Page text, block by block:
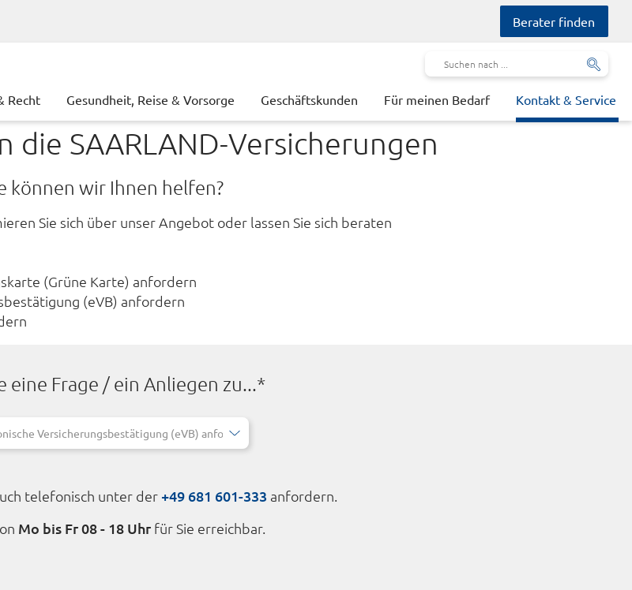
Berater finden
Recht Gesundheit, Reise & Vorsorge Geschäftskunden Für meinen Bedarf Kontakt & Service
die SAARLAND-Versicherungen
können wir Ihnen helfen?
Sie sich über unser Angebot oder lassen Sie sich beraten
(Grüne Karte) anfordern
(eVB) anfordern
eine Frage / ein Anliegen zu...*
telefonisch unter der +49 681 601-333 anfordern.
Mo bis Fr 08 - 18 Uhrfür Sie erreichbar.